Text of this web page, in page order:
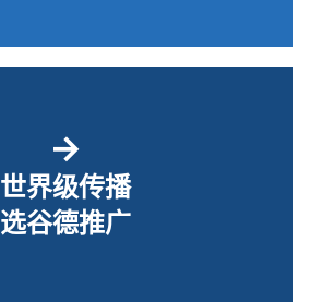
→
世界级传播
选谷德推广